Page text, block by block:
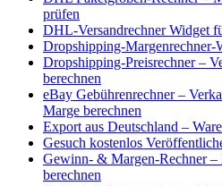
prüfen
DHL-Versandrechner Widget
Dropshipping-Margenrechner-
Dropshipping-Preisrechner –
berechnen
eBay Gebührenrechner –
Marge berechnen
Export aus Deutschland –
Gesuch kostenlos
Gewinn- & Margen-Rechner
berechnen